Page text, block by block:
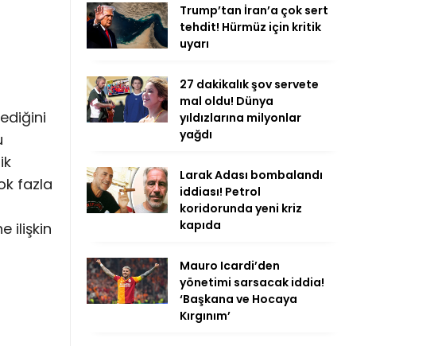
fazla
ilişkin
Trump’tan İran’a çok sert
tehdit! Hürmüz için kritik
uyarı
27 dakikalık şov servete
mal oldu! Dünya
yıldızlarına milyonlar
yağdı
Larak Adası bombalandı
iddiası! Petrol
koridorunda yeni kriz
kapıda
Mauro Icardi’den
yönetimi sarsacak iddia!
‘Başkana ve Hocaya
Kırgınım’